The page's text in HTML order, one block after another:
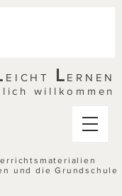
EICHT L ERNEN
willkommen
und die Grundschule